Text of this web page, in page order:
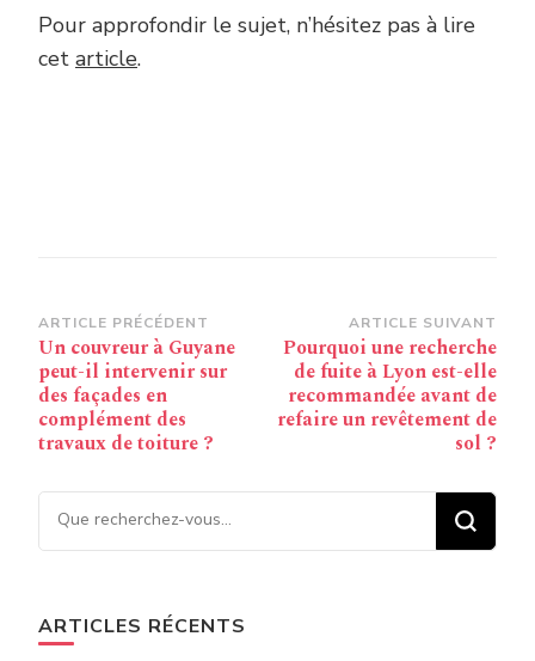
Pour approfondir le sujet, n’hésitez pas à lire
cet article.
Navigation
d’article
ARTICLE PRÉCÉDENT
Un couvreur à Guyane
peut-il intervenir sur
des façades en
complément des
travaux de toiture ?
ARTICLE SUIVANT
Pourquoi une recherche
de fuite à Lyon est-elle
recommandée avant de
refaire un revêtement de
sol ?
Vous recherchiez quelque
chose ?
ARTICLES RÉCENTS